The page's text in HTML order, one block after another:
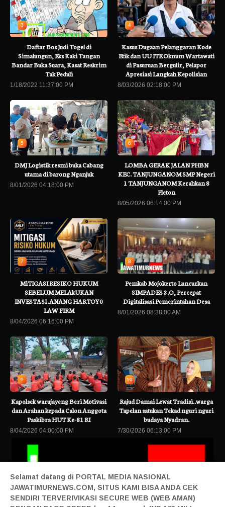
3
Daftar Bos Judi Togel di
Simalungun, Eks Kaki Tangan
Bandar Buka Suara, Kasat Reskrim
Tak Peduli
1/18/2022 11:37:00 PM
4
Kasus Dugaan Pelanggaran Kode
Etik dan UU ITE Oknum Wartawati
di Pasuruan Bergulir, Pelapor
Apresiasi Langkah Kepolisian
8/03/2026 02:18:00 PM
5
DMJ Logistik resmi buka Cabang
utama di barong Nganjuk
8/01/2026 04:18:00 PM
6
LOMBA GERAK JALAN PHBN
KEC. TANJUNGANOM SMP Negeri
1 TANJUNGANOM Kerahkan 8
Pleton
8/05/2026 06:14:00 PM
7
MiTIGASI RESIKO HUKUM
SEBELUM MELAkUKAN
INVESTASI .ANANG HARTOY0
LAW FIRM
8/04/2026 06:16:00 PM
8
Pemkab Mojokerto Luncurkan
SIMPADES 3.O, Percepat
Digitalisasi Pemerintahan Desa
8/01/2026 08:38:00 AM
9
Kapolsek warujayeng Beri Motivasi
dan Arahan kepada Calon Anggota
Paskibra HUT Ke-81 RI
8/04/2026 04:00:00 PM
10
Rajud Damai Lewat Tradisi..warga
Tapelan satukan Tekad nguri nguri
budaya Nyadran.
7/30/2026 06:13:00 PM
Selamat datang di PORTAL MEDIA NASIONAL
JAWATIMURNEWS.COM, SITUS KAMI BISA ANDA CEK
SENDIRI TERVERIVIKASI SECURE WEB (WEB AMAN)